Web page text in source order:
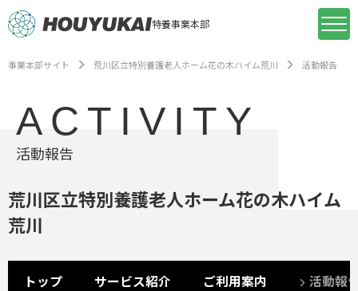
特養事業本部
事業本部サイト 荒川区立特別養護老人ホーム花の木ハイム荒川 活動報告
ACTIVITY
活動報告
荒川区立特別養護老人ホーム花の木ハイム
荒川
トップ サービス紹介 ご利用案内 活動報